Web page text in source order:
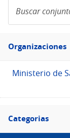
conjuntos
de
Filtro
Organizaciones
Ministerio de
Filtro
Categorias
Categorias